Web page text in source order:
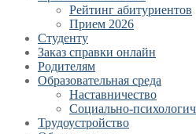
Рейтинг абитуриентов
Прием 2026
Студенту
Заказ справки онлайн
Родителям
Образовательная среда
Наставничество
Социально-
Трудоустройство